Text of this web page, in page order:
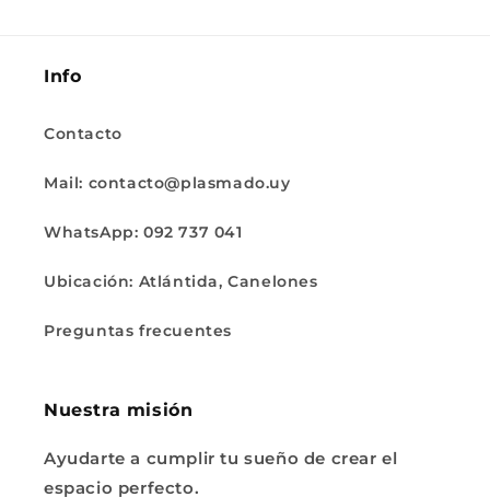
Info
Contacto
Mail: contacto@plasmado.uy
WhatsApp: 092 737 041
Ubicación: Atlántida, Canelones
Preguntas frecuentes
Nuestra misión
Ayudarte a cumplir tu sueño de crear el
espacio perfecto.